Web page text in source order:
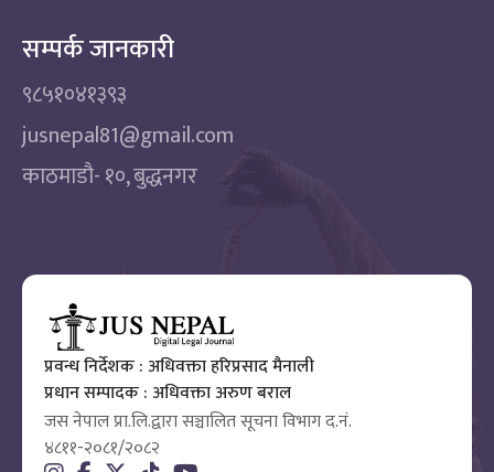
सम्पर्क जानकारी
९८५१०४१३९३
jusnepal81@gmail.com
काठमाडाै‌- १०, बुद्धनगर
प्रवन्ध निर्देशक : अधिवक्ता हरिप्रसाद मैनाली
प्रधान सम्पादक : अधिवक्ता अरुण बराल
जस नेपाल प्रा.लि.द्वारा सञ्चालित सूचना विभाग द.नं.
४८११-२०८१/२०८२